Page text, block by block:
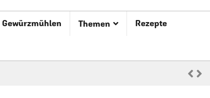
Gewürzmühlen Themen Rezepte